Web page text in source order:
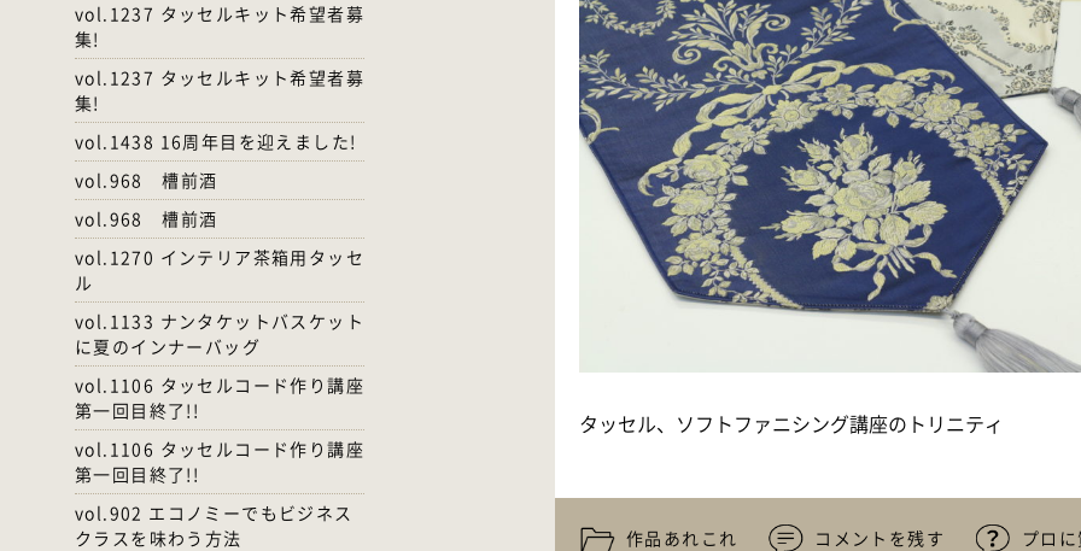
vol.1237 タッセルキット希望者募
集!
vol.1237 タッセルキット希望者募
集!
vol.1438 16周年目を迎えました!
vol.968 槽前酒
vol.968 槽前酒
vol.1270 インテリア茶箱用タッセ
ル
vol.1133 ナンタケットバスケット
に夏のインナーバッグ
vol.1106 タッセルコード作り講座
第一回目終了!!
vol.1106 タッセルコード作り講座
第一回目終了!!
vol.902 エコノミーでもビジネス
クラスを味わう方法
タッセル、ソフトファニシング講座のトリニティ
作品あれこれ コメントを残す プロ